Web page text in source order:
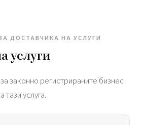
ДОСТАВЧИКА НА УСЛУГИ
услуги
законно регистрираните бизнес
тази услуга.